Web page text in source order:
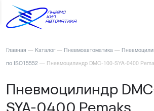
Главная — Каталог — Пневмоавтоматика —
по ISO15552 — Пневмоцилиндр DMC-100-SYA-0400
Пневмоцилиндр
SYA-0400 Pemaks